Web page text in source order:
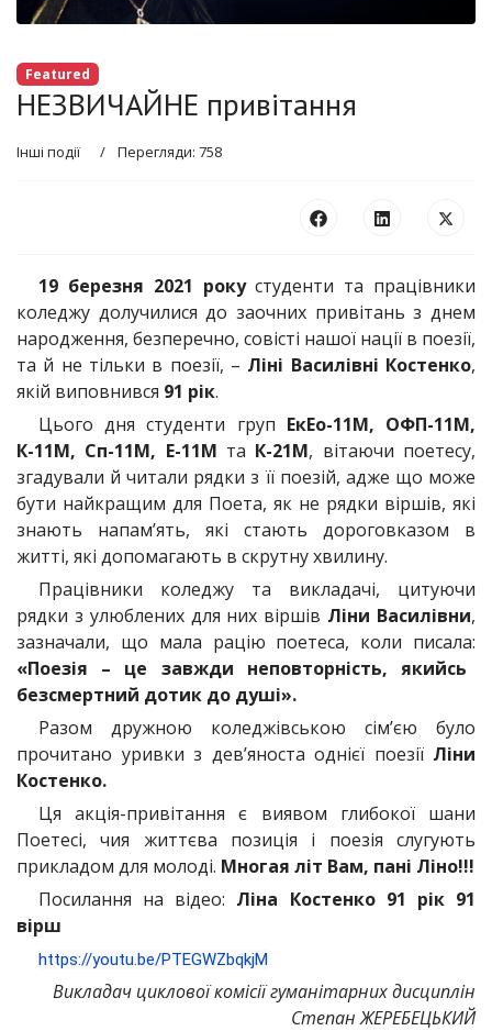
Featured
НЕЗВИЧАЙНЕ привітання
Інші події Перегляди: 758
19 березня 2021 рокустуденти та працівники
коледжу долучилися до заочних привітань з днем
народження, безперечно, совісті нашої нації в поезії,
та й не тільки в поезії, – Ліні Василівні Костенко,
якій виповнився 91 рік.
Цього дня студенти груп ЕкЕо-11М, ОФП-11М,
К-11М, Сп-11М, Е-11М та К-21М, вітаючи поетесу,
згадували й читали рядки з її поезій, адже що може
бути найкращим для Поета, як не рядки віршів, які
знають напам’ять, які стають дороговказом в
житті, які допомагають в скрутну хвилину.
Працівники коледжу та викладачі, цитуючи
рядки з улюблених для них віршів Ліни Василівни,
зазначали, що мала рацію поетеса, коли писала:
«Поезія – це завжди неповторність, якийсь
безсмертний дотик до душі».
Разом дружною коледжівською сім’єю було
прочитано уривки з дев’яноста однієї поезії Ліни
Костенко.
Ця акція-привітання є виявом глибокої шани
Поетесі, чия життєва позиція і поезія слугують
прикладом для молоді. Многая літ Вам, пані Ліно!!!
Посилання на відео: Ліна Костенко 91 рік 91
вірш
https://youtu.be/PTEGWZbqkjM
Викладач циклової комісії гуманітарних дисциплін
Степан ЖЕРЕБЕЦЬКИЙ